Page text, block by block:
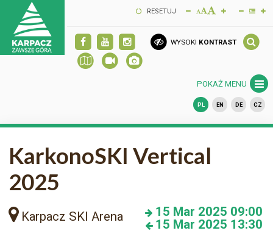
RESETUJ
WYSOKI KONTRAST
POKAŻ MENU
PL EN DE CZ
KarkonoSKI Vertical
2025
Karpacz SKI Arena 15 Mar 2025 09:00
15 Mar 2025 13:30